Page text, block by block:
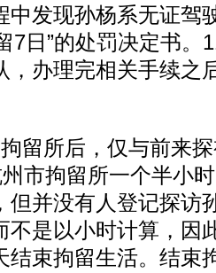
中发现孙杨系无证驾
7日”的处罚决定书。
，办理完相关手续之
所后，仅与前来探
市拘留所一个半小
但并没有人登记探访
不是以小时计算，因
结束拘留生活。结束